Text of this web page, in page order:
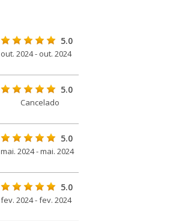
5.0
out. 2024 - out. 2024
5.0
Cancelado
5.0
mai. 2024 - mai. 2024
5.0
fev. 2024 - fev. 2024